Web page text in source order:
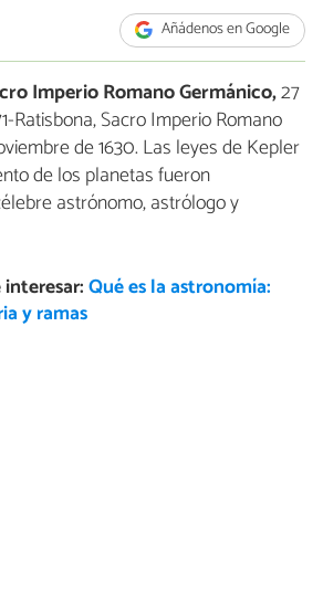
Añádenos en Google
Imperio Romano Germánico,27
Ratisbona, Sacro Imperio Romano
de 1630. Las leyes de Kepler
de los planetas fueron
astrónomo, astrólogo y
Qué es la astronomía:
y ramas